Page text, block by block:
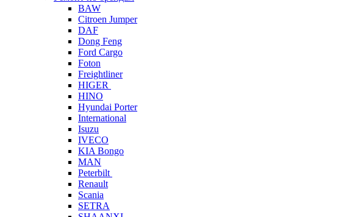
BAW
Citroen Jumper
DAF
Dong Feng
Ford Cargo
Foton
Freightliner
HIGER
HINO
Hyundai Porter
International
Isuzu
IVECO
KIA Bongo
MAN
Peterbilt
Renault
Scania
SETRA